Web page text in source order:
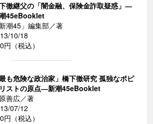
徹継父の「闇金融、保険金詐取疑惑」―
45eBooklet
新潮45」編集部／著
10/18
円（税込）
最も危険な政治家」橋下徹研究 孤独なポピ
ストの原点―新潮45eBooklet
善広／著
07/12
円（税込）